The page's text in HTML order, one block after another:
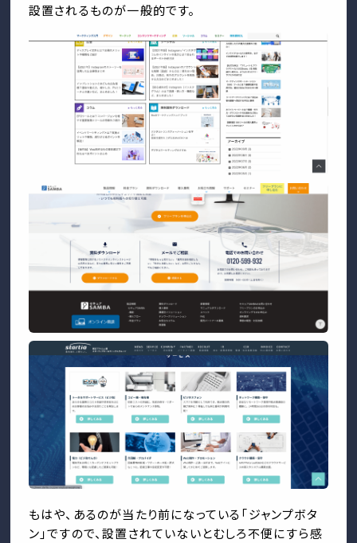
設置されるものが一般的です。
もはや、あるのが当たり前になっている「ジャンプボタ
ン」ですので、設置されていないとむしろ不便にすら感